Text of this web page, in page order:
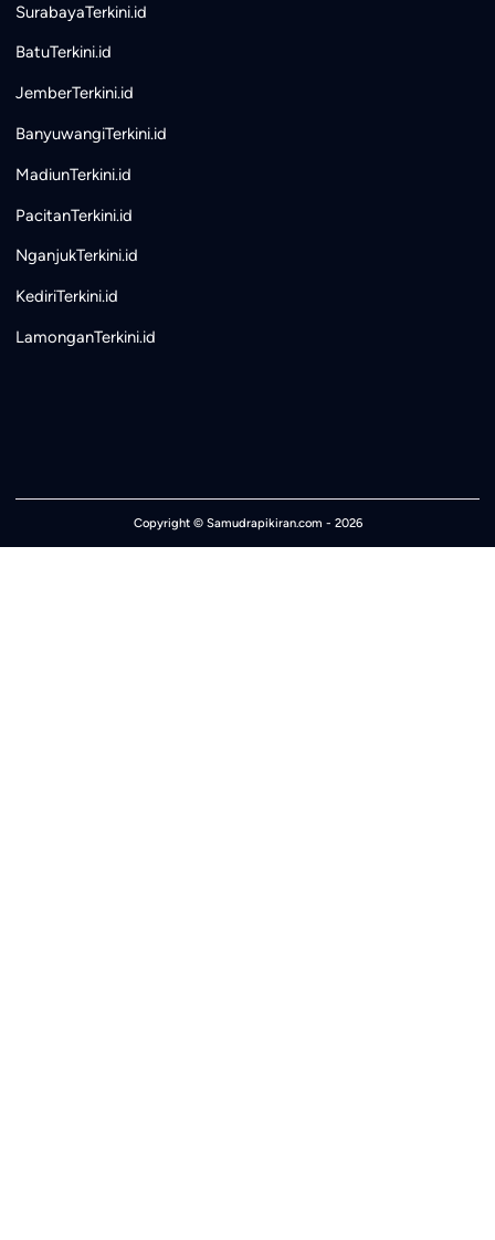
SurabayaTerkini.id
BatuTerkini.id
JemberTerkini.id
BanyuwangiTerkini.id
MadiunTerkini.id
PacitanTerkini.id
NganjukTerkini.id
KediriTerkini.id
LamonganTerkini.id
Copyright © Samudrapikiran.com - 2026